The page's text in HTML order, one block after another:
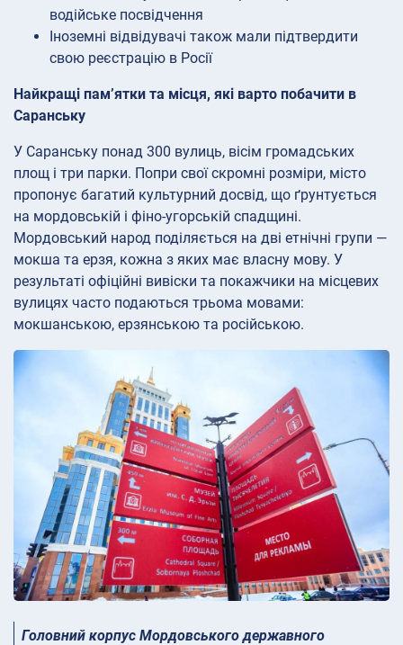
водійське посвідчення
Іноземні відвідувачі також мали підтвердити
свою реєстрацію в Росії
Найкращі пам’ятки та місця, які варто побачити в
Саранську
У Саранську понад 300 вулиць, вісім громадських
площ і три парки. Попри свої скромні розміри, місто
пропонує багатий культурний досвід, що ґрунтується
на мордовській і фіно-угорській спадщині.
Мордовський народ поділяється на дві етнічні групи —
мокша та ерзя, кожна з яких має власну мову. У
результаті офіційні вивіски та покажчики на місцевих
вулицях часто подаються трьома мовами:
мокшанською, ерзянською та російською.
Головний корпус Мордовського державного